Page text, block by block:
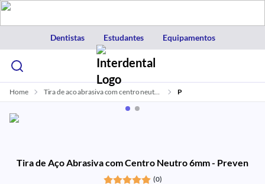
Dentistas Estudantes Equipamentos
Home Tira de aco abrasiva com centro neutro 6mm com 12 preven P
Tira de Aço Abrasiva com Centro Neutro 6mm - Preven
(0)